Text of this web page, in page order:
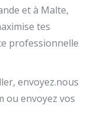
et à Malte,
tes
professionnelle
envoyez.nous
ou envoyez vos